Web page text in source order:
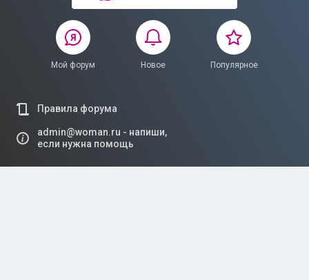
Мой форум Новое Популярное
Правила форума
admin@woman.ru - напиши,
если нужна помощь